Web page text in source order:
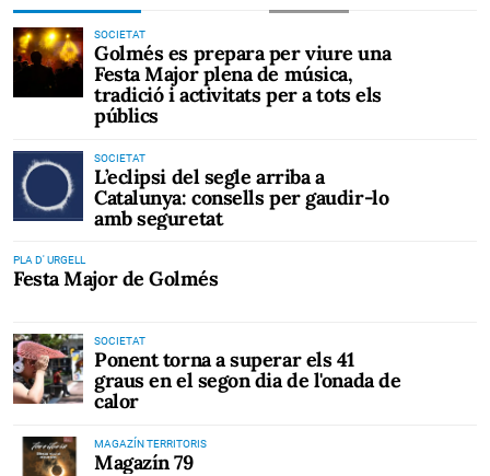
SOCIETAT
Golmés es prepara per viure una
Festa Major plena de música,
tradició i activitats per a tots els
públics
SOCIETAT
L’eclipsi del segle arriba a
Catalunya: consells per gaudir-lo
amb seguretat
PLA D' URGELL
Festa Major de Golmés
SOCIETAT
Ponent torna a superar els 41
graus en el segon dia de l'onada de
calor
MAGAZÍN TERRITORIS
Magazín 79